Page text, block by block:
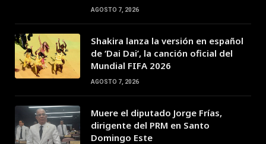
AGOSTO 7, 2026
Shakira lanza la versión en español
de ‘Dai Dai’, la canción oficial del
Mundial FIFA 2026
AGOSTO 7, 2026
Muere el diputado Jorge Frías,
dirigente del PRM en Santo
Domingo Este